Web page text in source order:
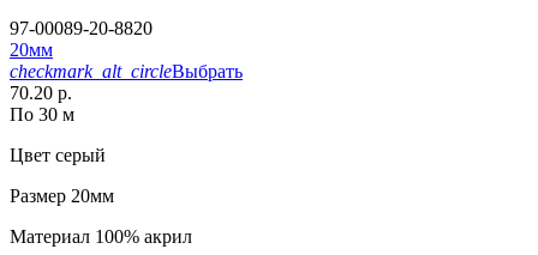
97-00089-20-8820
20мм
checkmark_alt_circleВыбрать
70.20 р.
По 30 м
Цвет серый
Размер 20мм
Материал 100% акрил